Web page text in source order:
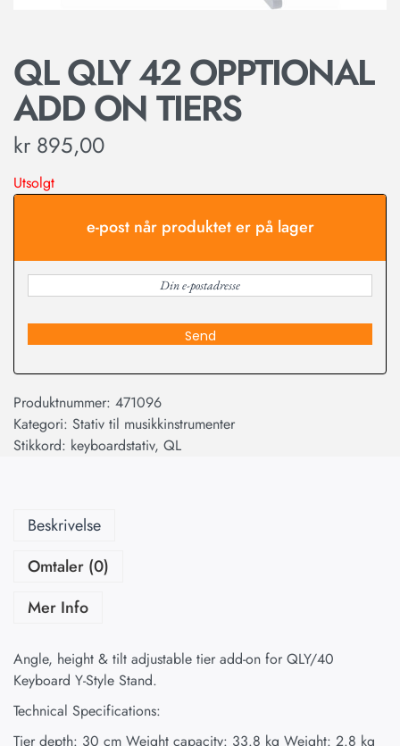
QL QLY 42 OPPTIONAL
ADD ON TIERS
kr 895,00
Utsolgt
e-post når produktet er på lager
Send
Produktnummer: 471096
Kategori: Stativ til musikkinstrumenter
Stikkord: keyboardstativ, QL
Beskrivelse
Omtaler (0)
Mer Info
Angle, height & tilt adjustable tier add-on for QLY/40
Keyboard Y-Style Stand.
Technical Specifications:
Tier depth: 30 cm Weight capacity: 33.8 kg Weight: 2.8 kg